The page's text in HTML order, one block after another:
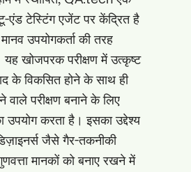
एंड टेस्टिंग एजेंट पर केंद्रित है
उपयोगकर्ता की तरह
यह खोजपरक परीक्षण में उत्कृष्ट
के विकसित होने के साथ ही
वाले परीक्षण बनाने के लिए
उपयोग करता है। इसका उद्देश्य
जैसे गैर-तकनीकी
मानकों को बनाए रखने में